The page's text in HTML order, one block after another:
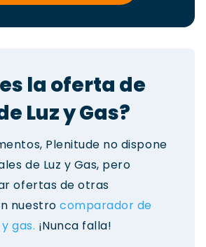
la oferta de
Luz y Gas?
Plenitude no dispone
de Luz y Gas, pero
ofertas de otras
nuestrocomparador de
gas. ¡Nunca falla!